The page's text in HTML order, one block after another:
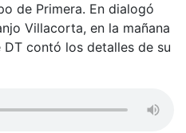
de Primera. En dialogó
Villacorta, en la mañana
contó los detalles de su